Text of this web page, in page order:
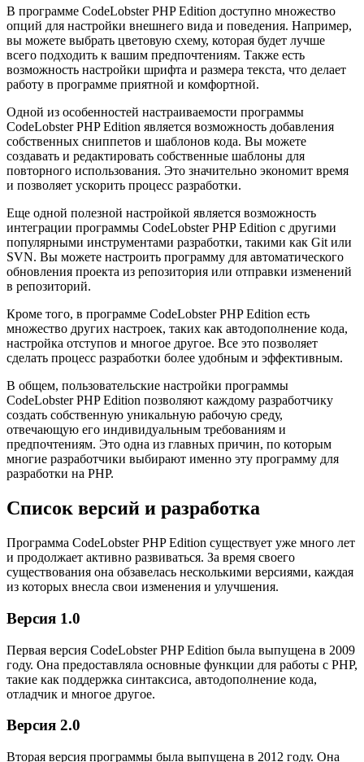
В программе CodeLobster PHP Edition доступно множество
опций для настройки внешнего вида и поведения. Например,
вы можете выбрать цветовую схему, которая будет лучше
всего подходить к вашим предпочтениям. Также есть
возможность настройки шрифта и размера текста, что делает
работу в программе приятной и комфортной.
Одной из особенностей настраиваемости программы
CodeLobster PHP Edition является возможность добавления
собственных сниппетов и шаблонов кода. Вы можете
создавать и редактировать собственные шаблоны для
повторного использования. Это значительно экономит время
и позволяет ускорить процесс разработки.
Еще одной полезной настройкой является возможность
интеграции программы CodeLobster PHP Edition с другими
популярными инструментами разработки, такими как Git или
SVN. Вы можете настроить программу для автоматического
обновления проекта из репозитория или отправки изменений
в репозиторий.
Кроме того, в программе CodeLobster PHP Edition есть
множество других настроек, таких как автодополнение кода,
настройка отступов и многое другое. Все это позволяет
сделать процесс разработки более удобным и эффективным.
В общем, пользовательские настройки программы
CodeLobster PHP Edition позволяют каждому разработчику
создать собственную уникальную рабочую среду,
отвечающую его индивидуальным требованиям и
предпочтениям. Это одна из главных причин, по которым
многие разработчики выбирают именно эту программу для
разработки на PHP.
Список версий и разработка
Программа CodeLobster PHP Edition существует уже много лет
и продолжает активно развиваться. За время своего
существования она обзавелась несколькими версиями, каждая
из которых внесла свои изменения и улучшения.
Версия 1.0
Первая версия CodeLobster PHP Edition была выпущена в 2009
году. Она предоставляла основные функции для работы с PHP,
такие как поддержка синтаксиса, автодополнение кода,
отладчик и многое другое.
Версия 2.0
Вторая версия программы была выпущена в 2012 году. Она